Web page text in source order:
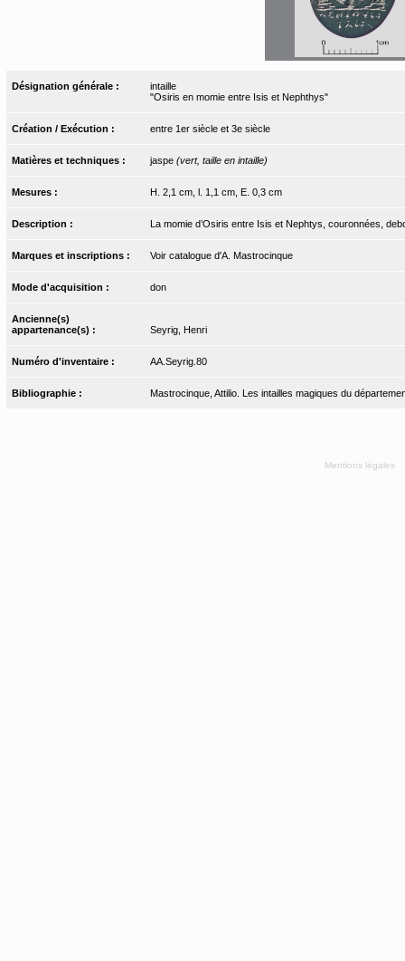
Désignation générale :
intaille
"Osiris en momie entre Isis et Nephthys"
Création / Exécution : entre 1er siècle et 3e siècle
Matières et techniques : jaspe (vert, taille en intaille)
Mesures : H. 2,1 cm, l. 1,1 cm, E. 0,3 cm
Description : La momie d’Osiris entre Isis et Nephtys, couronnées,
Marques et inscriptions : Voir catalogue d'A. Mastrocinque
Mode d'acquisition : don
Ancienne(s)
appartenance(s) :
Seyrig, Henri
Numéro d'inventaire : AA.Seyrig.80
Bibliographie : Mastrocinque, Attilio. Les intailles magiques du
Mentions légales